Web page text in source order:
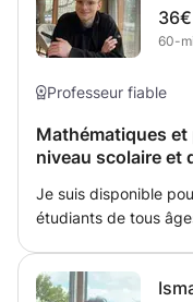
questions pour la
des cours d'anglais
36€
60-
Professeur fiable
Mathématiques
niveau scolaire et
Je suis disponible
étudiants de tous
limiter) : le calcul,